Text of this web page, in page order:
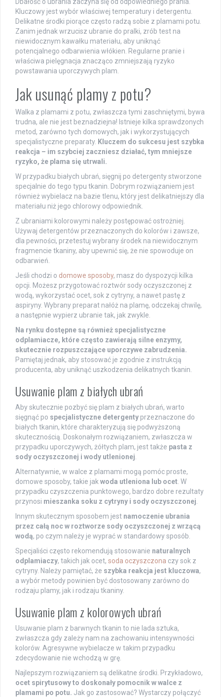
Kluczowy jest wybór właściwej temperatury i detergentu.
Delikatne środki piorące często radzą sobie z plamami potu.
Zanim jednak wrzucisz ubranie do pralki, zrób test na
niewidocznym kawałku materiału, aby uniknąć
potencjalnego odbarwienia włókien. Regularne pranie i
właściwa pielęgnacja znacząco zmniejszają ryzyko
powstawania uporczywych plam.
Jak usunąć plamy z potu?
Walka z plamami z potu, zwłaszcza tymi zaschniętymi, bywa
trudna, ale nie jest beznadziejna! Istnieje kilka sprawdzonych
metod, zarówno tych domowych, jak i wykorzystujących
specjalistyczne preparaty. Kluczem do sukcesu jest szybka
reakcja – im szybciej zaczniesz działać, tym mniejsze
ryzyko, że plama się utrwali.
W przypadku białych ubrań, sięgnij po detergenty stworzone
specjalnie do tego typu tkanin. Dobrym rozwiązaniem jest
również wybielacz na bazie tlenu, który jest delikatniejszy dla
materiału niż jego chlorowy odpowiednik.
Z ubraniami kolorowymi należy postępować ostrożniej.
Używaj detergentów przeznaczonych do kolorów i zawsze,
dla pewności, przetestuj wybrany środek na niewidocznym
fragmencie tkaniny, aby upewnić się, że nie spowoduje on
odbarwień.
Jeśli chodzi o domowe sposoby, masz do dyspozycji kilka
opcji. Możesz przygotować roztwór sody oczyszczonej z
wodą, wykorzystać ocet, sok z cytryny, a nawet pastę z
aspiryny. Wybrany preparat nałóż na plamę, odczekaj chwilę,
a następnie wypierz ubranie tak, jak zwykle.
Na rynku dostępne są również specjalistyczne
odplamiacze, które często zawierają silne enzymy,
skutecznie rozpuszczające uporczywe zabrudzenia.
Pamiętaj jednak, aby stosować je zgodnie z instrukcją
producenta, aby uniknąć uszkodzenia delikatnych tkanin.
Usuwanie plam z białych ubrań
Aby skutecznie pozbyć się plam z białych ubrań, warto
sięgnąć po specjalistyczne detergenty przeznaczone do
białych tkanin, które charakteryzują się podwyższoną
skutecznością. Doskonałym rozwiązaniem, zwłaszcza w
przypadku uporczywych, żółtych plam, jest także pasta z
sody oczyszczonej i wody utlenionej
Alternatywnie, w walce z plamami mogą pomóc proste,
domowe sposoby, takie jak woda utleniona lub ocet . W
przypadku czyszczenia punktowego, bardzo dobre rezultaty
przynosi mieszanka soku z cytryny i sody oczyszczonej
Innym skutecznym sposobem jest namoczenie ubrania
przez całą noc w roztworze sody oczyszczonej z wrzącą
wodą, po czym należy je wyprać w standardowy sposób.
Specjaliści często rekomendują stosowanie naturalnych
odplamiaczy, takich jak ocet, soda oczyszczona czy sok z
cytryny. Należy pamiętać, że szybka reakcja jest kluczowa,
a wybór metody powinien być dostosowany zarówno do
rodzaju plamy, jak i rodzaju tkaniny.
Usuwanie plam z kolorowych ubrań
Usuwanie plam z barwnych tkanin to nie lada sztuka,
zwłaszcza gdy zależy nam na zachowaniu intensywności
kolorów. Agresywne wybielacze w takim przypadku
zdecydowanie nie wchodzą w grę.
Najlepszym rozwiązaniem są delikatne środki. Przykładowo,
ocet spirytusowy to doskonały pomocnik w walce z
plamami po potu. Jak go zastosować? Wystarczy połączyć